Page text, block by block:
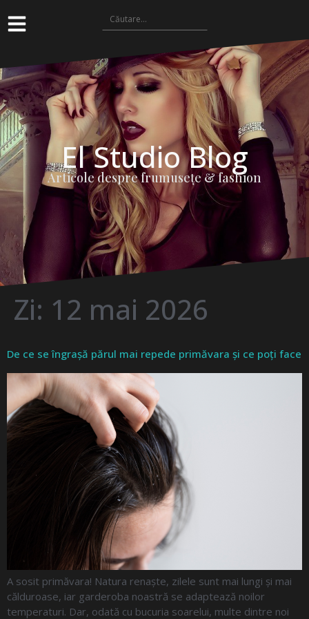
El Studio Blog
Articole despre frumuseţe & fashion
Zi: 12 mai 2026
De ce se îngrașă părul mai repede primăvara și ce poți face
A sosit primăvara! Natura renaște, zilele sunt mai lungi și mai
călduroase, iar garderoba noastră se adaptează noilor
temperaturi. Dar, odată cu bucuria soarelui, multe dintre noi